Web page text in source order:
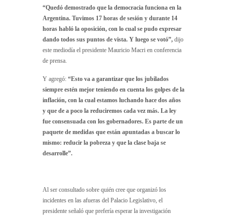
“Quedó demostrado que la democracia funciona en la
Argentina. Tuvimos 17 horas de sesión y durante 14
horas habló la oposición, con lo cual se pudo expresar
dando todos sus puntos de vista. Y luego se votó”, dijo
este mediodía el presidente Mauricio Macri en conferencia
de prensa.
Y agregó: “Esto va a garantizar que los jubilados
siempre estén mejor teniendo en cuenta los golpes de la
inflación, con la cual estamos luchando hace dos años
y que de a poco la reduciremos cada vez más. La ley
fue consensuada con los gobernadores. Es parte de un
paquete de medidas que están apuntadas a buscar lo
mismo: reducir la pobreza y que la clase baja se
desarrolle”.
Al ser consultado sobre quién cree que organizó los
incidentes en las afueras del Palacio Legislativo, el
presidente señaló que prefería esperar la investigación